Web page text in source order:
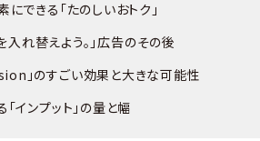
できる「たのしいおトク」
入れ替えよう。」広告のその後
」のすごい効果と大きな可能性
インプット」の量と幅